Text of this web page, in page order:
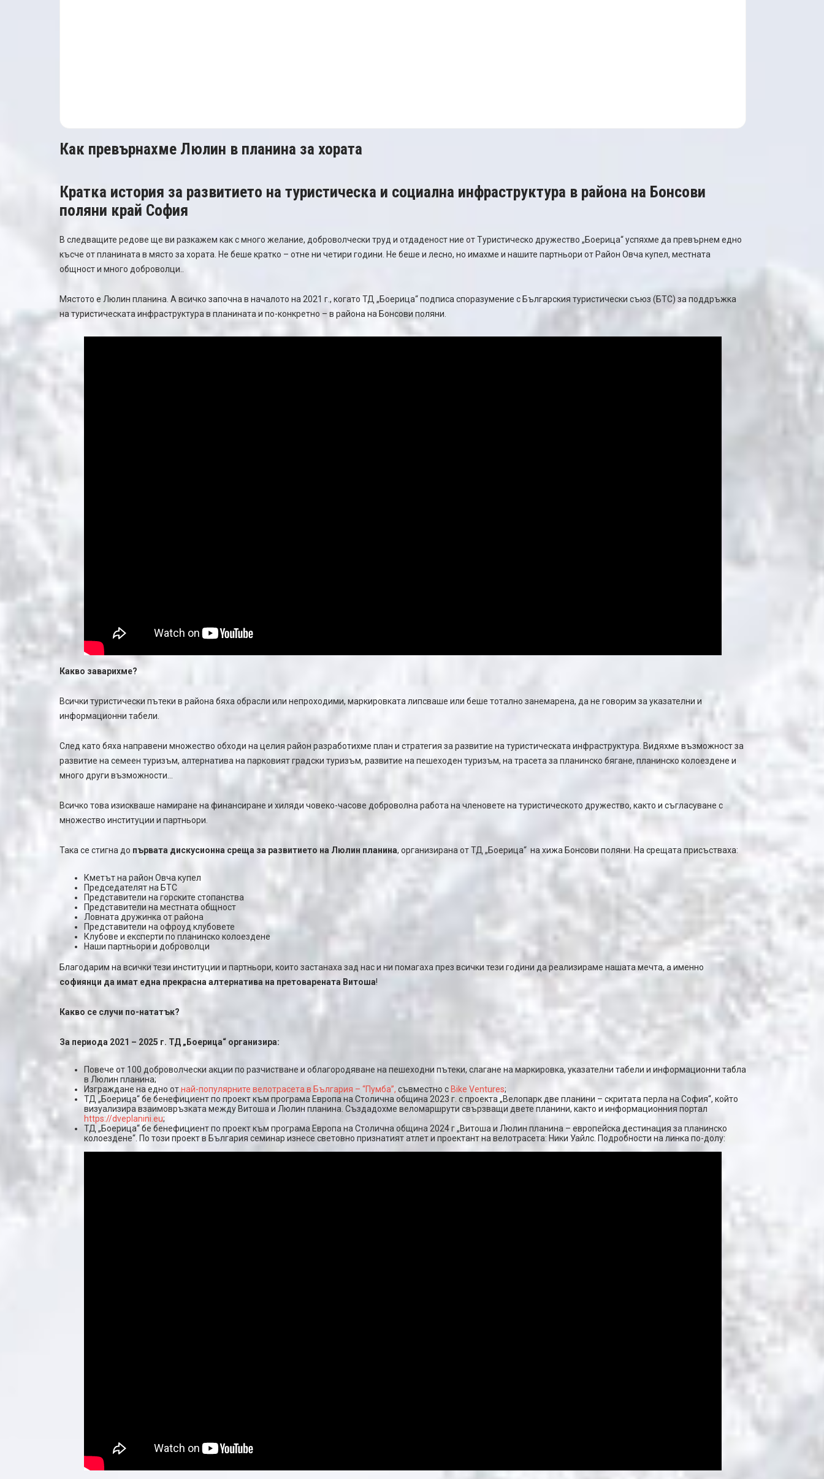
Как превърнахме Люлин в планина за хората
Кратка история за развитието на туристическа и социална инфраструктура в района на Бонсови
поляни край София
В следващите редове ще ви разкажем как с много желание, доброволчески труд и отдаденост ние от Туристическо дружество „Боерица“ успяхме да превърнем едно
късче от планината в място за хората. Не беше кратко – отне ни четири години. Не беше и лесно, но имахме и нашите партньори от Район Овча купел, местната
общност и много доброволци..
Мястото е Люлин планина. А всичко започна в началото на 2021 г., когато ТД „Боерица“ подписа споразумение с Българския туристически съюз (БТС) за поддръжка
на туристическата инфраструктура в планината и по-конкретно – в района на Бонсови поляни.
Какво заварихме?
Всички туристически пътеки в района бяха обрасли или непроходими, маркировката липсваше или беше тотално занемарена, да не говорим за указателни и
информационни табели.
След като бяха направени множество обходи на целия район разработихме план и стратегия за развитие на туристическата инфраструктура. Видяхме възможност за
развитие на семеен туризъм, алтернатива на парковият градски туризъм, развитие на пешеходен туризъм, на трасета за планинско бягане, планинско колоездене и
много други възможности…
Всичко това изискваше намиране на финансиране и хиляди човеко-часове доброволна работа на членовете на туристическото дружество, както и съгласуване с
множество институции и партньори.
Така се стигна до първата дискусионна среща за развитието на Люлин планина, организирана от ТД „Боерица“ на хижа Бонсови поляни. На срещата присъстваха:
Кметът на район Овча купел
Председателят на БТС
Представители на горските стопанства
Представители на местната общност
Ловната дружинка от района
Представители на офроуд клубовете
Клубове и експерти по планинско колоездене
Наши партньори и доброволци
Благодарим на всички тези институции и партньори, които застанаха зад нас и ни помагаха през всички тези години да реализираме нашата мечта, а именно
софиянци да имат една прекрасна алтернатива на претоварената Витоша!
Какво се случи по-нататък?
За периода 2021 – 2025 г. ТД „Боерица“ организира:
Повече от 100 доброволчески акции по разчистване и облагородяване на пешеходни пътеки, слагане на маркировка, указателни табели и информационни табла
в Люлин планина;
Изграждане на едно отнай-популярните велотрасета в България – “Пумба”, съвместно с Bike Ventures;
ТД „Боерица“ бе бенефициент по проект към програма Европа на Столична община 2023 г. с проекта „Велопарк две планини – скритата перла на София“, който
визуализира взаимовръзката между Витоша и Люлин планина. Създадохме веломаршрути свързващи двете планини, както и информационния портал
https://dveplanini.eu;
ТД „Боерица“ бе бенефициент по проект към програма Европа на Столична община 2024 г „Витоша и Люлин планина – европейска дестинация за планинско
колоездене“. По този проект в България семинар изнесе световно признатият атлет и проектант на велотрасета: Ники Уайлс. Подробности на линка по-долу: